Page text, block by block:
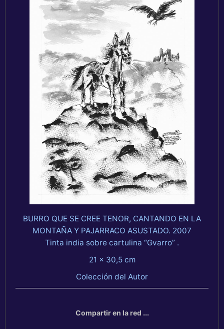
BURRO QUE SE CREE TENOR, CANTANDO EN LA
MONTAÑA Y PAJARRACO ASUSTADO. 2007
Tinta india sobre cartulina “Gvarro” .
21 x 30,5 cm
Colección del Autor
Compartir en la red ...